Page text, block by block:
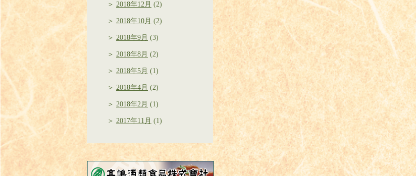
2018年12月 (2)
2018年10月 (2)
2018年9月 (3)
2018年8月 (2)
2018年5月 (1)
2018年4月 (2)
2018年2月 (1)
2017年11月 (1)